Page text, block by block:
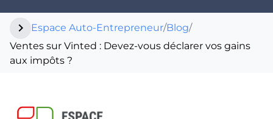
chevron_right Espace Auto-Entrepreneur/Blog/
Ventes sur Vinted : Devez-vous déclarer vos gains
aux impôts ?